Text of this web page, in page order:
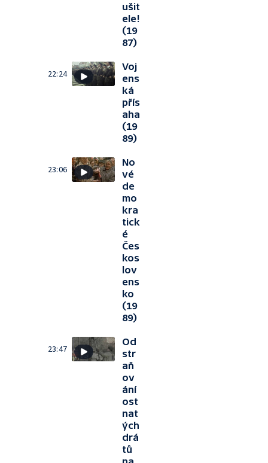
ušit
ele!
(19
87)
22:24
Voj
ens
ká
přís
aha
(19
89)
23:06
No
vé
de
mo
kra
tick
é
Čes
kos
lov
ens
ko
(19
89)
23:47
Od
str
aň
ov
ání
ost
nat
ých
drá
tů